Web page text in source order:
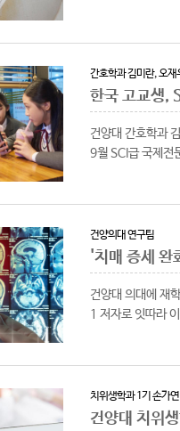
간호학과 김미란, 오재
한국 고교생,
건양대 간호학과
9월 SCI급 국제
건양의대 연구팀
'치매 증세 완
건양대 의대에 재
1 저자로 잇따라
치위생학과 1기 손가
건양대 치위